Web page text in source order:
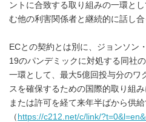
ントに合致する取り組みの一環と
む他の利害関係者と継続的に話し合
ECとの契約とは別に、ジョンソン
19のパンデミックに対処する同社
一環として、最大5億回投与分のワ
スを確保するための国際的取り組
または許可を経て来年半ばから供
（ https://c212.net/c/link/